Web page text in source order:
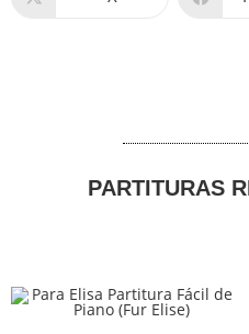
PARTITURAS